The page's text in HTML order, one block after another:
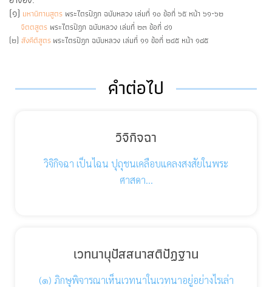
(๑) มหานิทานสูตร พระไตรปิฎก ฉบับหลวง เล่มที่ ๑๐ ข้อที่ ๖๕ หน้า ๖๑-๖๒
จิตตสูตร พระไตรปิฎก ฉบับหลวง เล่มที่ ๒๓ ข้อที่ ๔๑
(๒) สังคีติสูตรพระไตรปิฎก ฉบับหลวง เล่มที่ ๑๑ ข้อที่ ๒๔๕ หน้า ๑๘๕
คำต่อไป
วิจิกิจฉา
วิจิกิจฉา เป็นไฉน ปุถุชนเคลือบแคลงสงสัยในพระ
ศาสดา…
เวทนานุปัสสนาสติปัฏฐาน
(๑) ภิกษุพิจารณาเห็นเวทนาในเวทนาอยู่อย่างไรเล่า